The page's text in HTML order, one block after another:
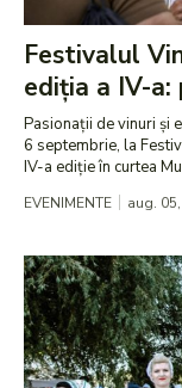
Festivalul
ediția a IV-a:
Pasionații de vinuri și
6 septembrie, la
IV-a ediție în curtea
EVENIMENTE aug.